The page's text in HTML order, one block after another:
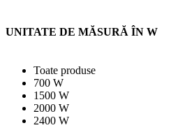
UNITATE DE MĂSURĂ ÎN W
Toate produse
700 W
1500 W
2000 W
2400 W